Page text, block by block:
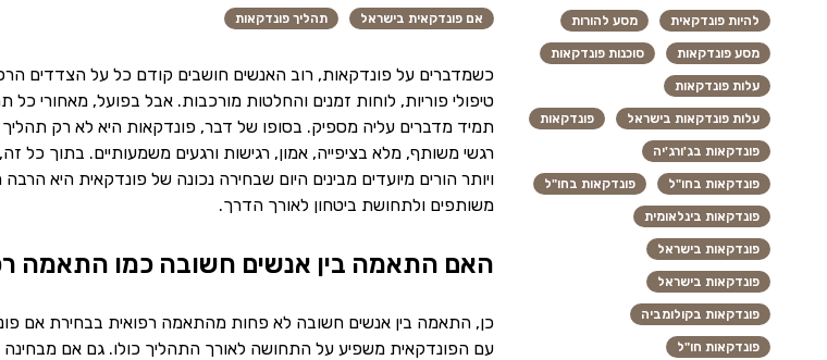
אם פונדקאית בישראל תהליך פונדקאות
כשמדברים על פונדקאות, רוב האנשים חושבים קודם כל על הצדדים
טיפולי פוריות, לוחות זמנים והחלטות מורכבות. אבל בפועל, מאחורי
תמיד מדברים עליה מספיק. בסופו של דבר, פונדקאות היא לא רק תהליך
רגשי משותף, מלא בציפייה, אמון, רגישות ורגעים משמעותיים. בתוך
ויותר הורים מיועדים מבינים היום שבחירה נכונה של פונדקאית היא
משותפים ולתחושת ביטחון לאורך הדרך.
האם התאמה בין אנשים חשובה כמו התאמה
כן, התאמה בין אנשים חשובה לא פחות מהתאמה רפואית בבחירת אם
עם הפונדקאית משפיע על התחושה לאורך התהליך כולו. גם אם מבחינה
להיות פונדקאית מסע להורות
מסע פונדקאות סוכנות פונדקאות
עלות פונדקאות
עלות פונדקאות בישראל פונדקאות
פונדקאות בג'ורג'יה
פונדקאות בחו"ל פונדקאות בחו"ל
פונדקאות בינלאומית
פונדקאות בישראל
פונדקאות בישראל
פונדקאות בקולומביה
פונדקאות חו"ל